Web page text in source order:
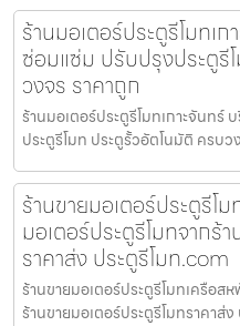
ร้านมอเตอร์ประตูรีโมทเ
ซ่อมแซ่ม ปรับปรุงประตูรี
วงจร ราคาถูก
ร้านมอเตอร์ประตูรีโมทเกาะจันท
ประตูรีโมท ประตูรั้วอัตโนมัติ ครบ
ร้านขายมอเตอร์ประตูรี
มอเตอร์ประตูรีโมทจากร้
ราคาส่ง ประตูรีโมท.com
ร้านขายมอเตอร์ประตูรีโมทเครือ
ร้านขายมอเตอร์ประตูรีโมทราคาส่